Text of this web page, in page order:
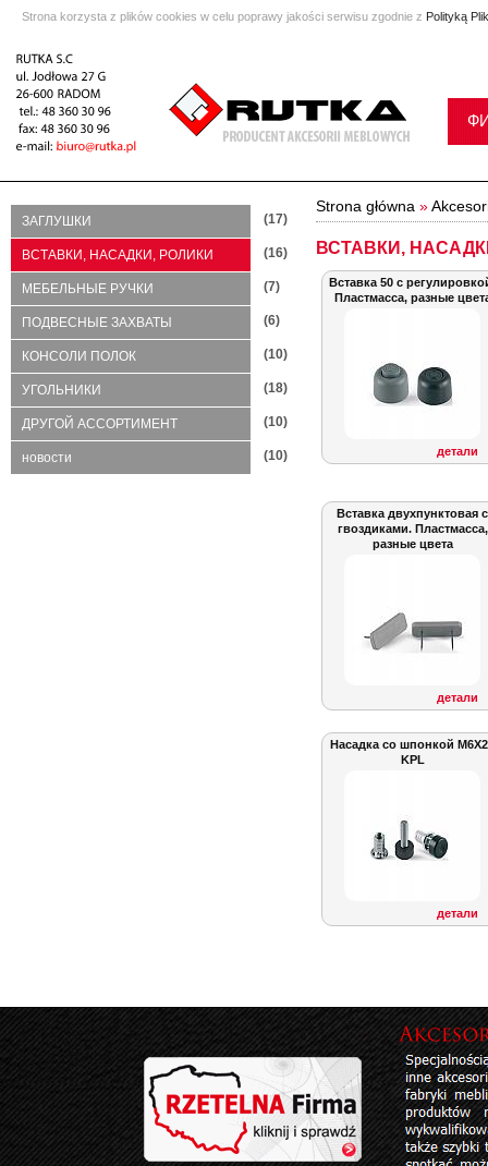
Strona korzysta z plików cookies w celu poprawy jakości serwisu zgodnie z Polityką
ЗАГЛУШКИ (17)
ВСТАВКИ, НАСАДКИ, РОЛИКИ (16)
МЕБЕЛЬНЫЕ РУЧКИ (7)
ПОДВЕСНЫЕ ЗАХВАТЫ (6)
КОНСОЛИ ПОЛОК (10)
УГОЛЬНИКИ (18)
ДРУГОЙ АССОРТИМЕНТ (10)
новости (10)
Strona główna »
ВСТАВКИ,
Вставка 50 с
Пластмасса, разные
детали
Вставка двухпунктовая с
гвоздиками. Пластмасса,
разные цвета
детали
Насадка со шпонкой
KPL
детали